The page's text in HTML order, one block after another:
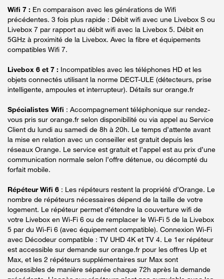
Wifi 7 : En comparaison avec les générations de Wifi
précédentes. 3 fois plus rapide : Débit wifi avec une Livebox S ou
Livebox 7 par rapport au débit wifi avec la Livebox 5. Débit en
5GHz à proximité de la Livebox. Avec la fibre et équipements
compatibles Wifi 7.
Livebox 6 et 7 : Incompatibles avec les téléphones HD et les
objets connectés utilisant la norme DECT-ULE (détecteurs, prise
intelligente, ampoules et interrupteur). Détails sur orange.fr
Spécialistes Wifi : Accompagnement téléphonique sur rendez-
vous pris sur orange.fr selon disponibilité ou via appel au Service
Client du lundi au samedi de 8h à 20h. Le temps d’attente avant
la mise en relation avec un conseiller est gratuit depuis les
réseaux Orange. Le service est gratuit et l’appel est au prix d’une
communication normale selon l’offre détenue, ou décompté du
forfait mobile.
Répéteur Wifi 6 : Les répéteurs restent la propriété d’Orange. Le
nombre de répéteurs nécessaires dépend de la taille de votre
logement. Le répéteur permet d’étendre la couverture wifi de
votre Livebox en Wi-Fi 6 ou de remplacer le Wi-Fi 5 de la Livebox
5 par du Wi-Fi 6 (avec équipement compatible). Connexion Wi-Fi
avec Décodeur compatible : TV UHD 4K et TV 4. Le 1er répéteur
est accessible sur demande sur orange.fr pour les offres Up et
Max, et les 2 répéteurs supplémentaires sur Max sont
accessibles de manière séparée chaque 72h après la demande